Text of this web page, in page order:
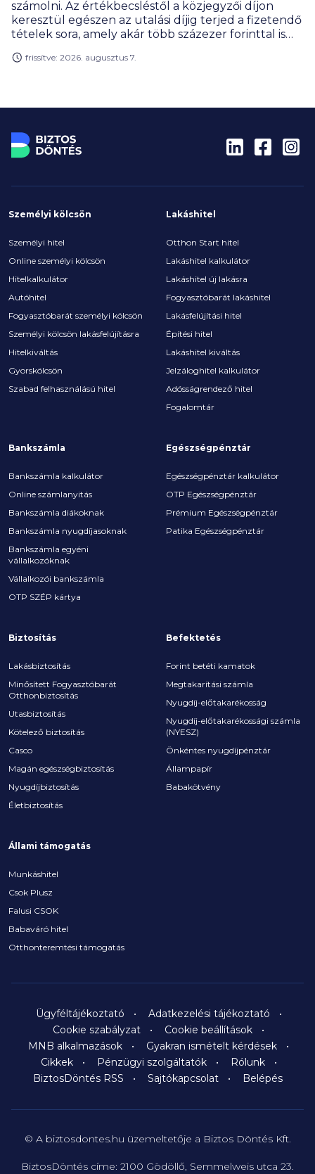
számolni. Az értékbecsléstől a közjegyzői díjon
keresztül egészen az utalási díjig terjed a fizetendő
tételek sora, amely akár több százezer forinttal is
díjakra érdemes előre felkészülnöd, és melyeket
frissítve: 2026. augusztus 7.
Személyi kölcsön
Személyi hitel
Online személyi kölcsön
Hitelkalkulátor
Autóhitel
Fogyasztóbarát személyi kölcsön
Személyi kölcsön lakásfelújításra
Hitelkiváltás
Gyorskölcsön
Szabad felhasználású hitel
Lakáshitel
Otthon Start hitel
Lakáshitel kalkulátor
Lakáshitel új lakásra
Fogyasztóbarát lakáshitel
Lakásfelújítási hitel
Építési hitel
Lakáshitel kiváltás
Jelzáloghitel kalkulátor
Adósságrendező hitel
Fogalomtár
Bankszámla
Bankszámla kalkulátor
Online számlanyitás
Bankszámla diákoknak
Bankszámla nyugdíjasoknak
Bankszámla egyéni
vállalkozóknak
Vállalkozói bankszámla
OTP SZÉP kártya
Egészségpénztár
Egészségpénztár kalkulátor
OTP Egészségpénztár
Prémium Egészségpénztár
Patika Egészségpénztár
Biztosítás
Lakásbiztosítás
Minősített Fogyasztóbarát
Otthonbiztosítás
Utasbiztosítás
Kötelező biztosítás
Casco
Magán egészségbiztosítás
Nyugdíjbiztosítás
Életbiztosítás
Befektetés
Forint betéti kamatok
Megtakarítási számla
Nyugdíj-előtakarékosság
Nyugdíj-előtakarékossági számla
(NYESZ)
Önkéntes nyugdíjpénztár
Állampapír
Babakötvény
Állami támogatás
Munkáshitel
Csok Plusz
Falusi CSOK
Babaváró hitel
Otthonteremtési támogatás
Ügyféltájékoztató
Adatkezelési tájékoztató
Cookie szabályzat
Cookie beállítások
MNB alkalmazások
Gyakran ismételt kérdések
Cikkek
Pénzügyi szolgáltatók
Rólunk
BiztosDöntés RSS
Sajtókapcsolat Belépés
© A biztosdontes.hu üzemeltetője a Biztos Döntés Kft.
BiztosDöntés címe: 2100 Gödöllő, Semmelweis utca 23.